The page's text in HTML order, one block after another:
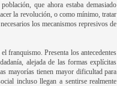
que ahora estaba demasiado
la revolución, o como mínimo, tratar
los mecanismos represivos de
franquismo. Presenta los antecedentes
alejada de las formas explícitas
mayorías tienen mayor dificultad para
incluso llegan a sentirse realmente